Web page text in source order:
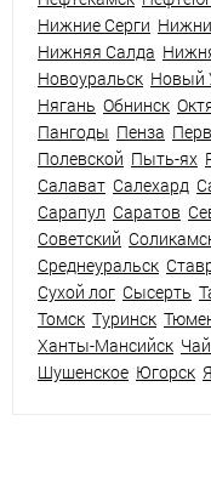
Нижние Серги
Нижняя Салда
Новоуральск Новый
Нягань Обнинск
Пангоды Пенза
Полевской Пыть-ях
Салават Салехард
Сарапул Саратов
Советский
Среднеуральск
Сухой лог Сысерть
Томск Туринск
Ханты-Мансийск
Шушенское Югорск